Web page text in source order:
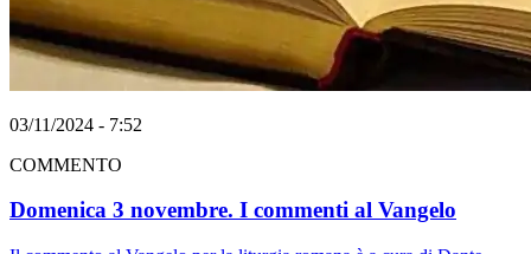
03/11/2024 - 7:52
COMMENTO
Domenica 3 novembre. I commenti al Vangelo